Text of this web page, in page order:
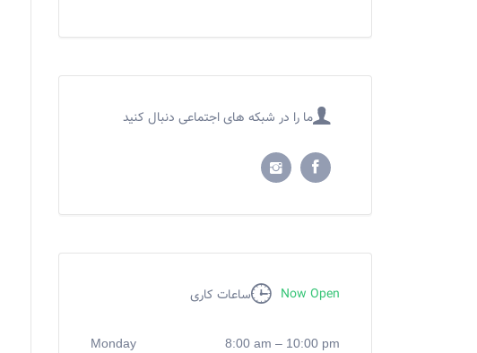
ما را در شبکه های اجتماعی دنبال کنید
ساعات کاری Now Open
Monday 8:00 am – 10:00 pm